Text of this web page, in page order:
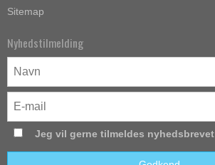
Sitemap
Nyhedstilmelding
Jeg vil gerne tilmeldes nyhedsbrevet